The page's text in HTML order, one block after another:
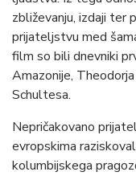
zbliževanju, izdaji ter
prijateljstvu med
film so bili dnevniki
Amazonije,
Schultesa.
Nepričakovano
evropskima
kolumbijskega